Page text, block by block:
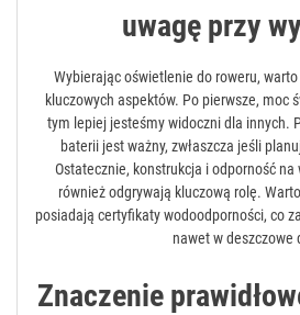
uwagę przy
Wybierając oświetlenie do roweru,
kluczowych aspektów. Po pierwsze, moc
tym lepiej jesteśmy widoczni dla innych.
baterii jest ważny, zwłaszcza jeśli
Ostatecznie, konstrukcja i odporność
również odgrywają kluczową rolę.
posiadają certyfikaty wodoodporności, co
nawet w deszczowe
Znaczenie